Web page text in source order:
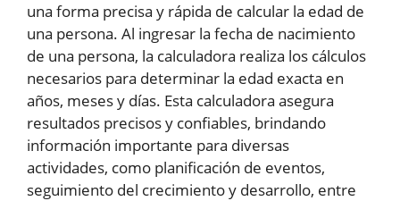
una forma precisa y rápida de calcular la edad de
una persona. Al ingresar la fecha de nacimiento
de una persona, la calculadora realiza los cálculos
necesarios para determinar la edad exacta en
años, meses y días. Esta calculadora asegura
resultados precisos y confiables, brindando
información importante para diversas
actividades, como planificación de eventos,
seguimiento del crecimiento y desarrollo, entre